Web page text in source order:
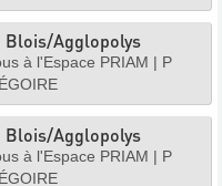
Blois/Agglopolys
à l'Espace PRIAM | P
Blois/Agglopolys
à l'Espace PRIAM | P